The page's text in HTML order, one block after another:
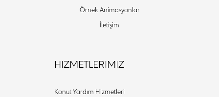
Örnek Animasyonlar
İletişim
HIZMETLERIMIZ
Konut Yardım Hizmetleri